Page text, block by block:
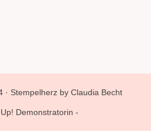
· Stempelherz by Claudia Becht
Demonstratorin -